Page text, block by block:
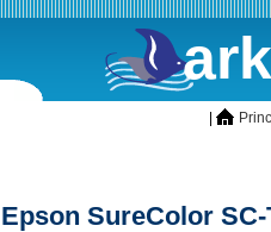
inicio
Epson SureColor SC-